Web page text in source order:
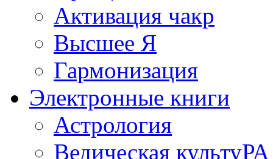
Активация чакр
Высшее Я
Гармонизация
Электронные книги
Астрология
Ведическая культуРА